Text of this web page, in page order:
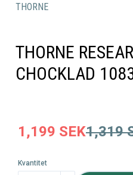
THORNE
THORNE
CHOCKLAD
1,199 SEK1,319
Kvantitet